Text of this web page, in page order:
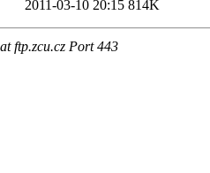
2011-03-10 20:15 814K
ftp.zcu.cz Port 443